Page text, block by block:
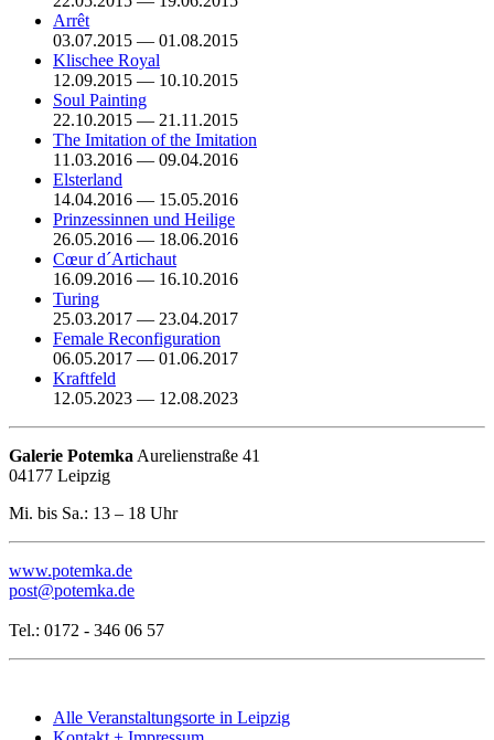
Arrêt
03.07.2015 — 01.08.2015
Klischee Royal
12.09.2015 — 10.10.2015
Soul Painting
22.10.2015 — 21.11.2015
The Imitation of the Imitation
11.03.2016 — 09.04.2016
Elsterland
14.04.2016 — 15.05.2016
Prinzessinnen und Heilige
26.05.2016 — 18.06.2016
Cœur d´Artichaut
16.09.2016 — 16.10.2016
Turing
25.03.2017 — 23.04.2017
Female Reconfiguration
06.05.2017 — 01.06.2017
Kraftfeld
12.05.2023 — 12.08.2023
Galerie Potemka Aurelienstraße 41
04177 Leipzig
Mi. bis Sa.: 13 – 18 Uhr
www.potemka.de
post@potemka.de
Tel.: 0172 - 346 06 57
Alle Veranstaltungsorte in Leipzig